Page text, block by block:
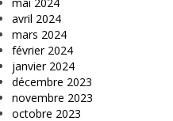
avril 2024
mars 2024
février 2024
janvier 2024
décembre 2023
novembre 2023
octobre 2023